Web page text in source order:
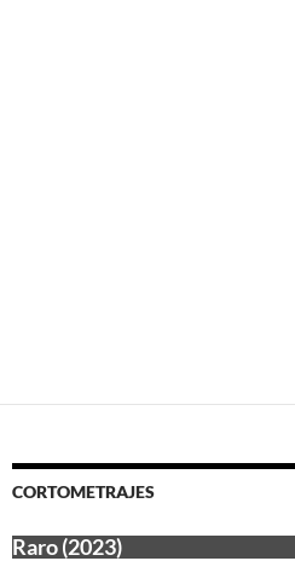
CORTOMETRAJES
Raro (2023)